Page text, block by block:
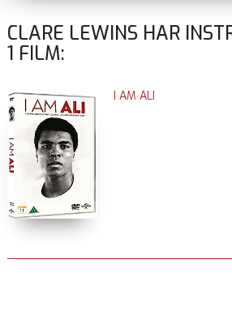
CLARE LEWINS HAR
1 FILM:
I AM ALI